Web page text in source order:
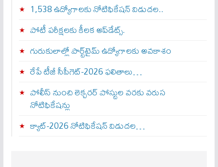
1,538 ఉద్యోగాలకు నోటిఫికేషన్ విడుదల..
పోటీ పరీక్షలకు కీలక అప్‌డేట్స్.
గురుకులాల్లో పార్ట్‌టైమ్ ఉద్యోగాలకు అవకాశం
రేపే టీజీ సీపీగెట్‌-2026 ఫలితాలు…
పోలీస్ నుంచి లెక్చరర్ పోస్టుల వరకు వరుస
నోటిఫికేషన్లు
క్యాట్-2026 నోటిఫికేషన్ విడుదల…